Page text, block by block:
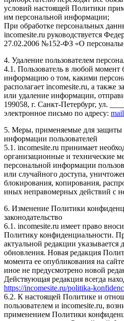
условий настоящей Политики
им персональной информации;
При обработке персональных
incomesite.ru руководствуется
27.02.2006 №152-ФЗ «О
4. Удаление пользователем
4.1. Пользователь в любой момент
информацию о том, какими
располагает incomesite.ru, а также
или удаление информации,
199058, г. Санкт-Петербург, ул.
электронное письмо по адресу:
5. Меры, применяемые для защиты
информации пользователей
5.1. incomesite.ru принимает
организационные и технические
персональной информации
или случайного доступа,
блокирования, копирования,
иных неправомерных действий с
6. Изменение Политики
законодательство
6.1. incomesite.ru имеет право
Политику конфиденциальности.
актуальной редакции указывается
обновления. Новая редакция
момента ее опубликования на
иное не предусмотрено новой
Действующая редакция всегда
https://incomesite.ru/politika-
6.2. К настоящей Политике и
пользователем и incomesite.ru,
применением Политики